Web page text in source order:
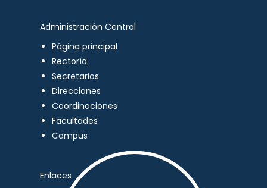
Administración Central
Página principal
Rectoría
Secretarios
Direcciones
Coordinaciones
Facultades
Campus
Enlaces